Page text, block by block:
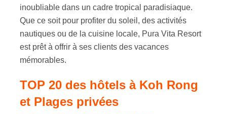
inoubliable dans un cadre tropical paradisiaque.
Que ce soit pour profiter du soleil, des activités
nautiques ou de la cuisine locale, Pura Vita Resort
est prêt à offrir à ses clients des vacances
mémorables.
TOP 20 des hôtels à Koh Rong
et Plages privées